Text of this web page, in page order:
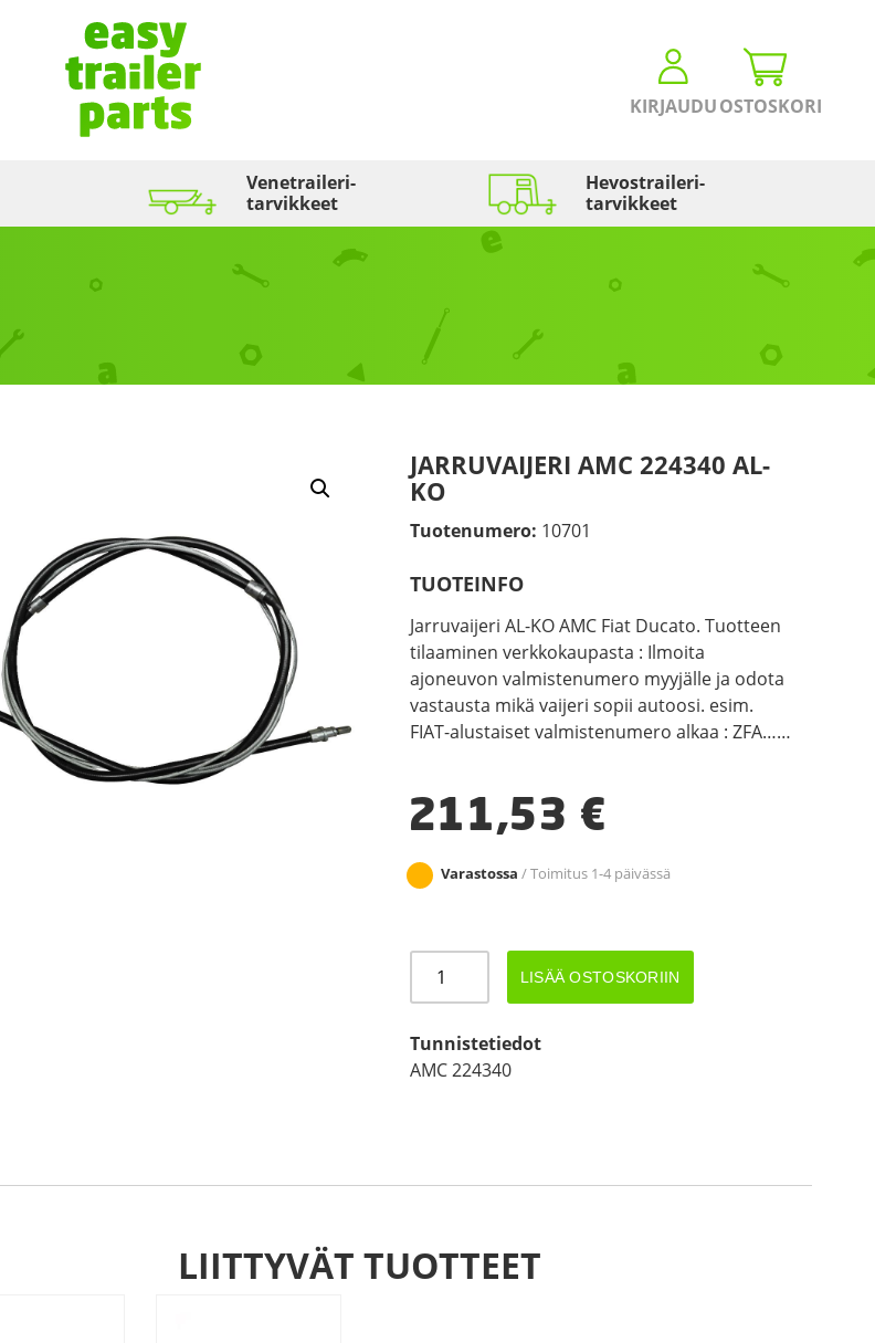
KIRJAUDUOSTOSKORI
Venetraileri­
tarvikkeet
Hevostraileri­
tarvikkeet
JARRUVAIJERI AMC 224340 AL-
KO
Tuotenumero: 10701
TUOTEINFO
Jarruvaijeri AL-KO AMC Fiat Ducato. Tuotteen
tilaaminen verkkokaupasta : Ilmoita
ajoneuvon valmistenumero myyjälle ja odota
vastausta mikä vaijeri sopii autoosi. esim.
FIAT-alustaiset valmistenumero alkaa : ZFA……
211,53 €
Varastossa / Toimitus 1-4 päivässä
AMC
AL-
KO
LISÄÄ OSTOSKORIIN
Tunnistetiedot
AMC 224340
LIITTYVÄT TUOTTEET